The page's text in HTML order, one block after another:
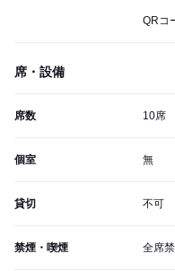
QRコ
席・設備
席数 10席
個室 無
貸切 不可
禁煙・喫煙 全席